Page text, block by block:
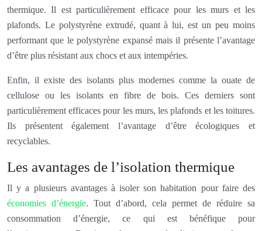
thermique. Il est particulièrement efficace pour les murs et les
plafonds. Le polystyrène extrudé, quant à lui, est un peu moins
performant que le polystyrène expansé mais il présente l’avantage
d’être plus résistant aux chocs et aux intempéries.
Enfin, il existe des isolants plus modernes comme la ouate de
cellulose ou les isolants en fibre de bois. Ces derniers sont
particulièrement efficaces pour les murs, les plafonds et les toitures.
Ils présentent également l’avantage d’être écologiques et
recyclables.
Les avantages de l’isolation thermique
Il y a plusieurs avantages à isoler son habitation pour faire des
économies d’énergie. Tout d’abord, cela permet de réduire sa
consommation d’énergie, ce qui est bénéfique pour